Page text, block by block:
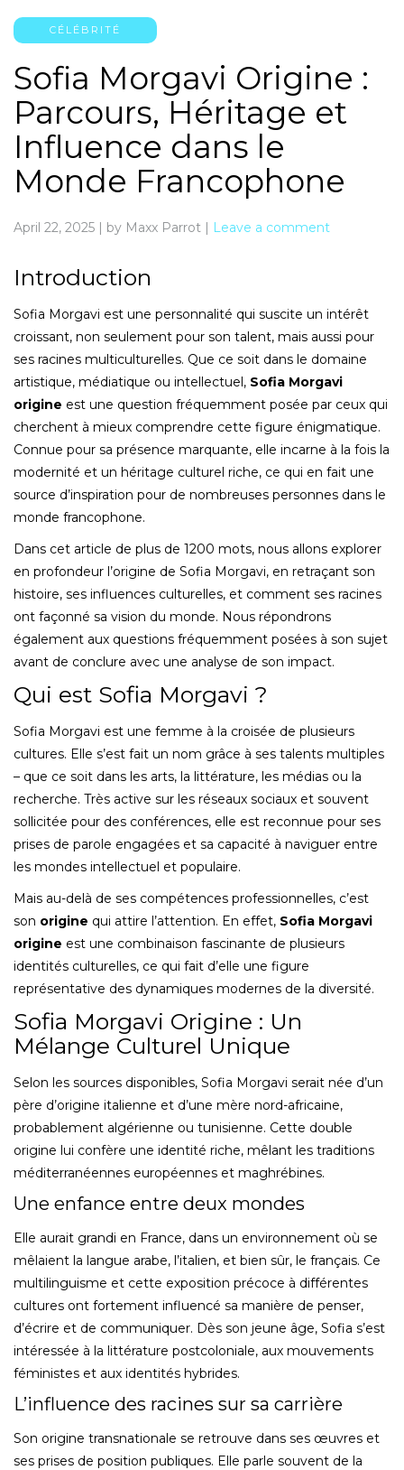
CÉLÉBRITÉ
Sofia Morgavi Origine :
Parcours, Héritage et
Influence dans le
Monde Francophone
April 22, 2025 | by Maxx Parrot | Leave a comment
Introduction
Sofia Morgavi est une personnalité qui suscite un intérêt
croissant, non seulement pour son talent, mais aussi pour
ses racines multiculturelles. Que ce soit dans le domaine
artistique, médiatique ou intellectuel, Sofia Morgavi
origine est une question fréquemment posée par ceux qui
cherchent à mieux comprendre cette figure énigmatique.
Connue pour sa présence marquante, elle incarne à la fois la
modernité et un héritage culturel riche, ce qui en fait une
source d’inspiration pour de nombreuses personnes dans le
monde francophone.
Dans cet article de plus de 1200 mots, nous allons explorer
en profondeur l’origine de Sofia Morgavi, en retraçant son
histoire, ses influences culturelles, et comment ses racines
ont façonné sa vision du monde. Nous répondrons
également aux questions fréquemment posées à son sujet
avant de conclure avec une analyse de son impact.
Qui est Sofia Morgavi ?
Sofia Morgavi est une femme à la croisée de plusieurs
cultures. Elle s’est fait un nom grâce à ses talents multiples
– que ce soit dans les arts, la littérature, les médias ou la
recherche. Très active sur les réseaux sociaux et souvent
sollicitée pour des conférences, elle est reconnue pour ses
prises de parole engagées et sa capacité à naviguer entre
les mondes intellectuel et populaire.
Mais au-delà de ses compétences professionnelles, c’est
son origine qui attire l’attention. En effet, Sofia Morgavi
origine est une combinaison fascinante de plusieurs
identités culturelles, ce qui fait d’elle une figure
représentative des dynamiques modernes de la diversité.
Sofia Morgavi Origine : Un
Mélange Culturel Unique
Selon les sources disponibles, Sofia Morgavi serait née d’un
père d’origine italienne et d’une mère nord-africaine,
probablement algérienne ou tunisienne. Cette double
origine lui confère une identité riche, mêlant les traditions
méditerranéennes européennes et maghrébines.
Une enfance entre deux mondes
Elle aurait grandi en France, dans un environnement où se
mêlaient la langue arabe, l’italien, et bien sûr, le français. Ce
multilinguisme et cette exposition précoce à différentes
cultures ont fortement influencé sa manière de penser,
d’écrire et de communiquer. Dès son jeune âge, Sofia s’est
intéressée à la littérature postcoloniale, aux mouvements
féministes et aux identités hybrides.
L’influence des racines sur sa carrière
Son origine transnationale se retrouve dans ses œuvres et
ses prises de position publiques. Elle parle souvent de la